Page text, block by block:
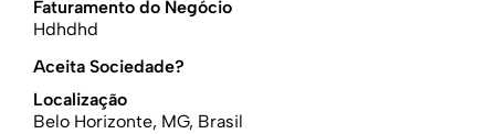
Faturamento do Negócio
Hdhdhd
Aceita Sociedade?
Localização
Belo Horizonte, MG, Brasil